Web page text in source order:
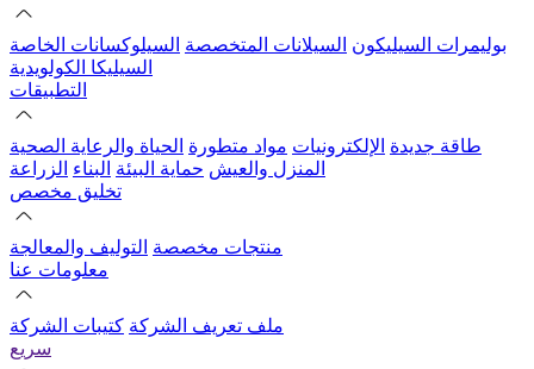
بوليمرات السيليكون السيلانات المتخصصة السيلوكسانات الخاصة
السيليكا الكولويدية
التطبيقات
طاقة جديدة الإلكترونيات مواد متطورة الحياة والرعاية الصحية
المنزل والعيش حماية البيئة البناء الزراعة
تخليق مخصص
منتجات مخصصة التوليف والمعالجة
معلومات عنا
ملف تعريف الشركة كتيبات الشركة
سريع